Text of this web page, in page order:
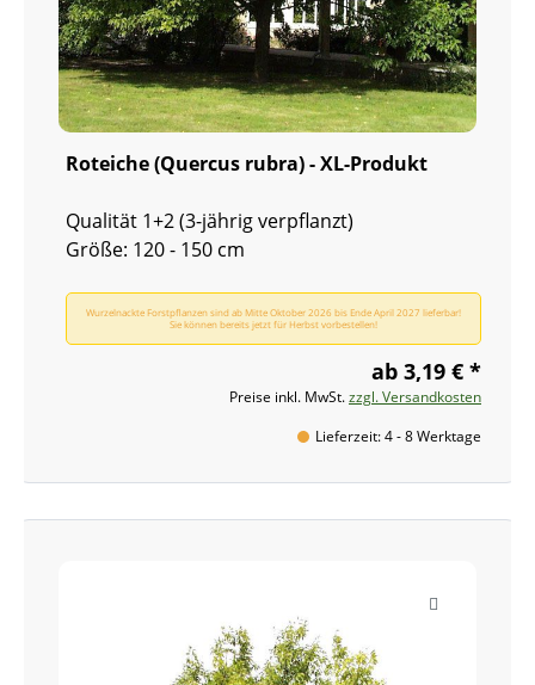
Roteiche (Quercus rubra) - XL-Produkt
Qualität 1+2 (3-jährig verpflanzt)
Größe: 120 - 150 cm
Wurzelnackte Forstpflanzen sind ab Mitte Oktober 2026 bis Ende April 2027 lieferbar!
Sie können bereits jetzt für Herbst vorbestellen!
ab 3,19 € *
Preise inkl. MwSt.zzgl. Versandkosten
Lieferzeit: 4 - 8 Werktage